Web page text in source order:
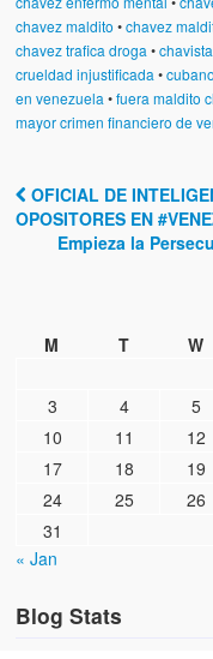
Chistes
chavez maldito •chavez
chavez trafica droga•
crueldad injustificada•
en venezuela•fuera maldito
mayor crimen financiero de
Post
OFICIAL DE
OPOSITORES EN
Empieza la
M
T W
3
4 5
10
11 12
17
18 19
24
25 26
31
« Jan
Blog Stats